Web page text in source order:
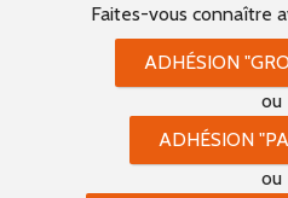
Faites-vous connaître
ADHÉSION
ou
ADHÉSION
ou